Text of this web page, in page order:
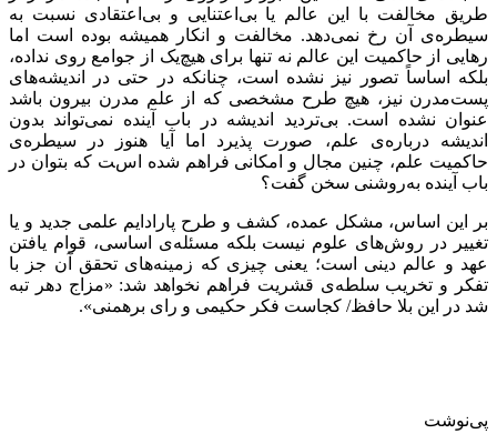
طریق مخالفت با این عالم یا بی‌اعتنایی و بی‌اعتقادی نسبت به
سیطره‌ی آن رخ نمی‌دهد. مخالفت و انکار همیشه بوده است اما
رهایی از حاکمیت این عالم نه تنها برای هیچ‌یک از جوامع روی نداده،
بلکه اساساً تصور نیز نشده است، چنانکه در حتی در اندیشه‌های
پست‌مدرن نیز، هیچ طرح مشخصی که از علم مدرن بیرون باشد
عنوان نشده است. بی‌تردید اندیشه در باب آینده نمی‌تواند بدون
اندیشه درباره‌ی علم، صورت پذیرد اما آیا هنوز در سیطره‌ی
حاکمیت علم، چنین مجال و امکانی فراهم شده است که بتوان در
باب آینده به‌روشنی سخن گفت؟
بر این اساس، مشکل عمده، کشف و طرح پارادایم علمی جدید و یا
تغییر در روش‌های علوم نیست بلکه مسئله‌ی اساسی، قوام یافتن
عهد و عالم دینی است؛ یعنی چیزی که زمینه‌های تحقق آن جز با
تفکر و تخریب سلطه‌ی قشریت فراهم نخواهد شد: «مزاج دهر تبه
شد در این بلا حافظ/ کجاست فکر حکیمی و رای برهمنی».
پی‌نوشت